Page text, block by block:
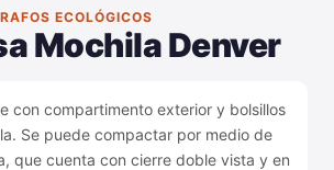
ECOLÓGICOS
Mochila Denver
con compartimento exterior y bolsillos
Se puede compactar por medio de
que cuenta con cierre doble vista y en